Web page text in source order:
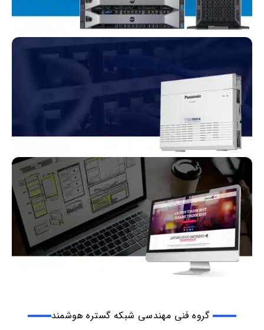
سرور وشبکه
مرکز
تلفن
ویپ
سایت و سئو
گروه فنی مهندسی شبکه گستره هوشمند